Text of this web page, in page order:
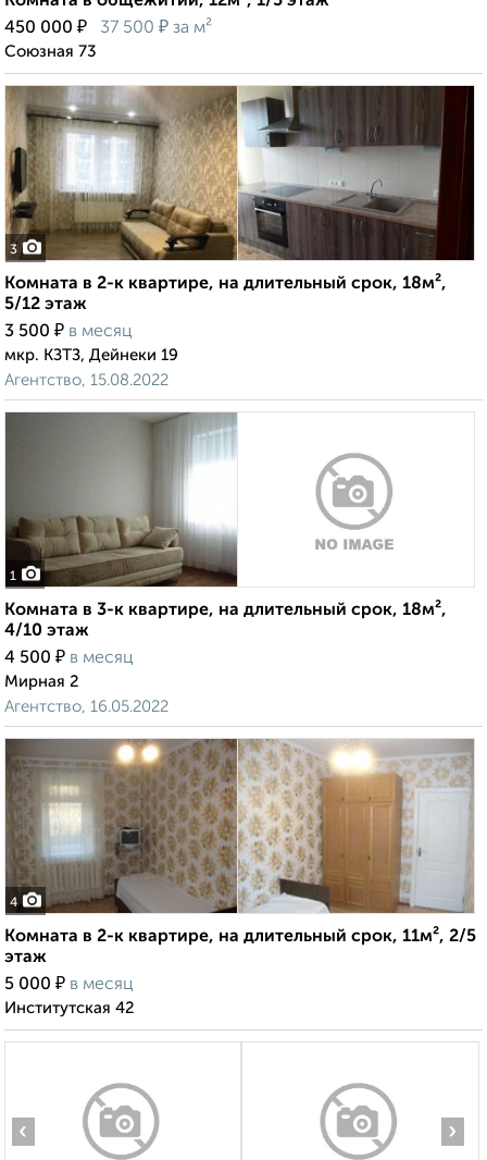
450 000 ₽ 37 500 ₽ за м²
Союзная 73
3
Комната в 2-к квартире, на длительный срок, 18м²,
5/12 этаж
3 500 ₽ в месяц
мкр. КЗТЗ, Дейнеки 19
Агентство, 15.08.2022
1
Комната в 3-к квартире, на длительный срок, 18м²,
4/10 этаж
4 500 ₽ в месяц
Мирная 2
Агентство, 16.05.2022
4
Комната в 2-к квартире, на длительный срок, 11м², 2/5
этаж
5 000 ₽ в месяц
Институтская 42
‹ ›